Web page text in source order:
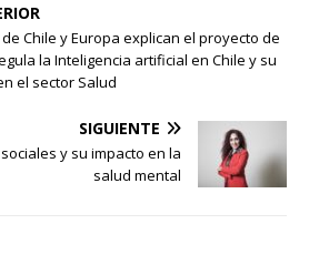
Chile y Europa explican el proyecto de
la Inteligencia artificial en Chile y su
el sector Salud
SIGUIENTE
y su impacto en la
salud mental